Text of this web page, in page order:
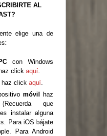
AL
elige una de
con Windows
click aquí.
haz click aquí.
móvil
haz
que
instalar alguna
Para iOS bájate
Para Android